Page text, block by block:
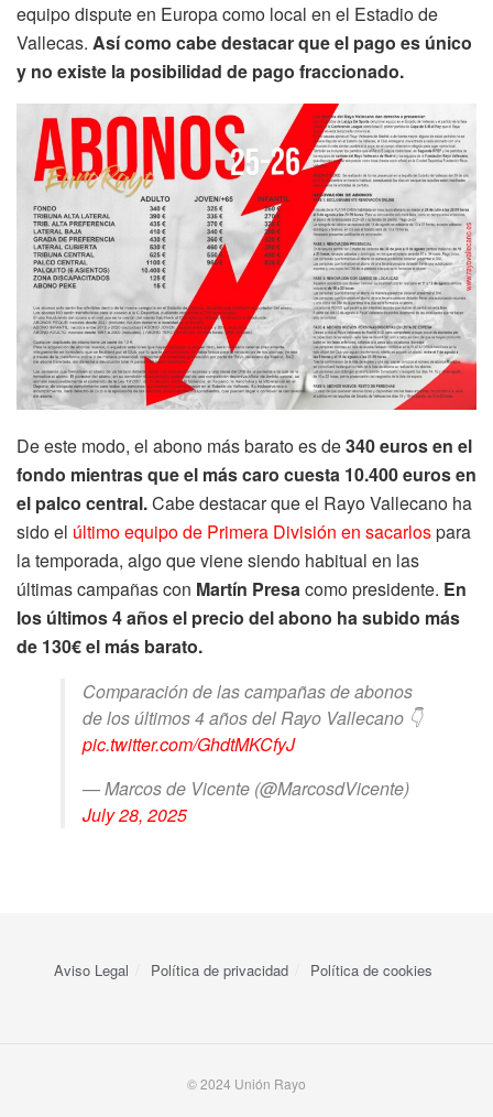
equipo dispute en Europa como local en el Estadio de
Vallecas. Así como cabe destacar que el pago es único
y no existe la posibilidad de pago fraccionado.
De este modo, el abono más barato es de340 euros en el
fondo mientras que el más caro cuesta 10.400 euros en
el palco central.Cabe destacar que el Rayo Vallecano ha
sido el último equipo de Primera División en sacarlospara
la temporada, algo que viene siendo habitual en las
últimas campañas con Martín Presacomo presidente. En
los últimos 4 años el precio del abono ha subido más
de 130€ el más barato.
Comparación de las campañas de abonos
de los últimos 4 años del Rayo Vallecano 👇
pic.twitter.com/GhdtMKCfyJ
— Marcos de Vicente (@MarcosdVicente)
July 28, 2025
Aviso Legal Política de privacidad Política de cookies
© 2024 Unión Rayo